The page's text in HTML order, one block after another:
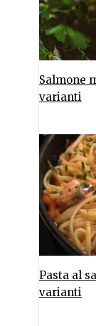
Salmone
varianti
Pasta al
varianti